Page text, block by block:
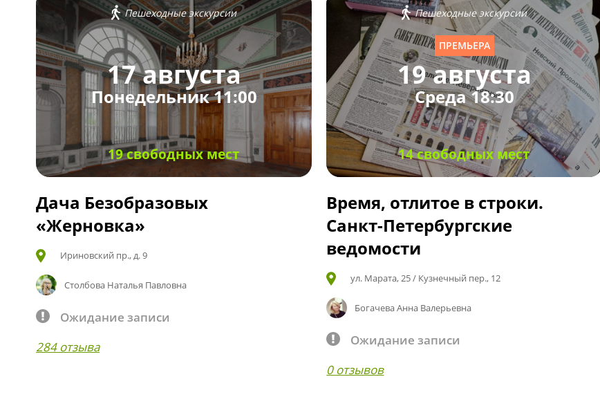
Пешеходные экскурсии
17 августа
Понедельник 11:00
19 свободных мест
Дача Безобразовых
«Жерновка»
Ириновский пр., д. 9
Столбова Наталья Павловна
Ожидание записи
284 отзыва
Пешеходные экскурсии
ПРЕМЬЕРА
19 августа
Среда 18:30
14 свободных мест
Время, отлитое в строки.
Санкт-Петербургские
ведомости
ул. Марата, 25 / Кузнечный пер., 12
Богачева Анна Валерьевна
Ожидание записи
0 отзывов